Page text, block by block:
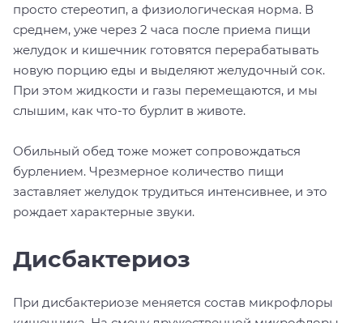
просто стереотип, а физиологическая норма. В
среднем, уже через 2 часа после приема пищи
желудок и кишечник готовятся перерабатывать
новую порцию еды и выделяют желудочный сок.
При этом жидкости и газы перемещаются, и мы
слышим, как что-то бурлит в животе.
Обильный обед тоже может сопровождаться
бурлением. Чрезмерное количество пищи
заставляет желудок трудиться интенсивнее, и это
рождает характерные звуки.
Дисбактериоз
При дисбактериозе меняется состав микрофлоры